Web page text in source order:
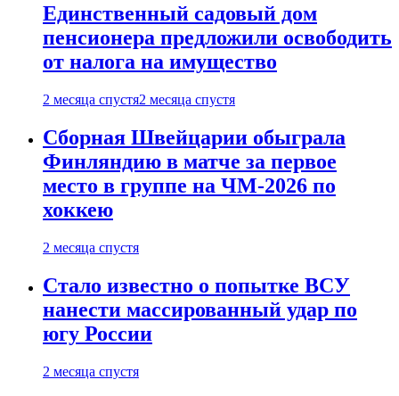
Единственный садовый дом
пенсионера предложили освободить
от налога на имущество
2 месяца спустя2 месяца спустя
Сборная Швейцарии обыграла
Финляндию в матче за первое
место в группе на ЧМ-2026 по
хоккею
2 месяца спустя
Стало известно о попытке ВСУ
нанести массированный удар по
югу России
2 месяца спустя